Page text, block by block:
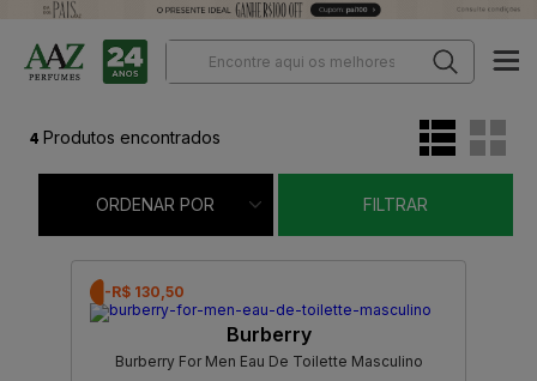
4 Produtos encontrados
ORDENAR POR FILTRAR
-R$ 130,50
Burberry
Burberry For Men Eau De Toilette Masculino